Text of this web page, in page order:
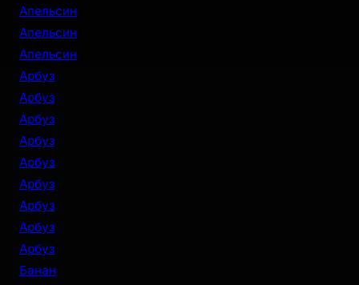
Апельсин
Апельсин
Апельсин
Арбуз
Арбуз
Арбуз
Арбуз
Арбуз
Арбуз
Арбуз
Арбуз
Арбуз
Банан